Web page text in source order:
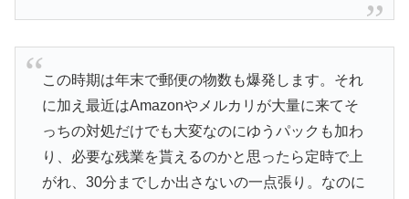
この時期は年末で郵便の物数も爆発します。それ
に加え最近はAmazonやメルカリが大量に来てそ
っちの対処だけでも大変なのにゆうパックも加わ
り、必要な残業を貰えるのかと思ったら定時で上
がれ、30分までしか出さないの一点張り。なのに